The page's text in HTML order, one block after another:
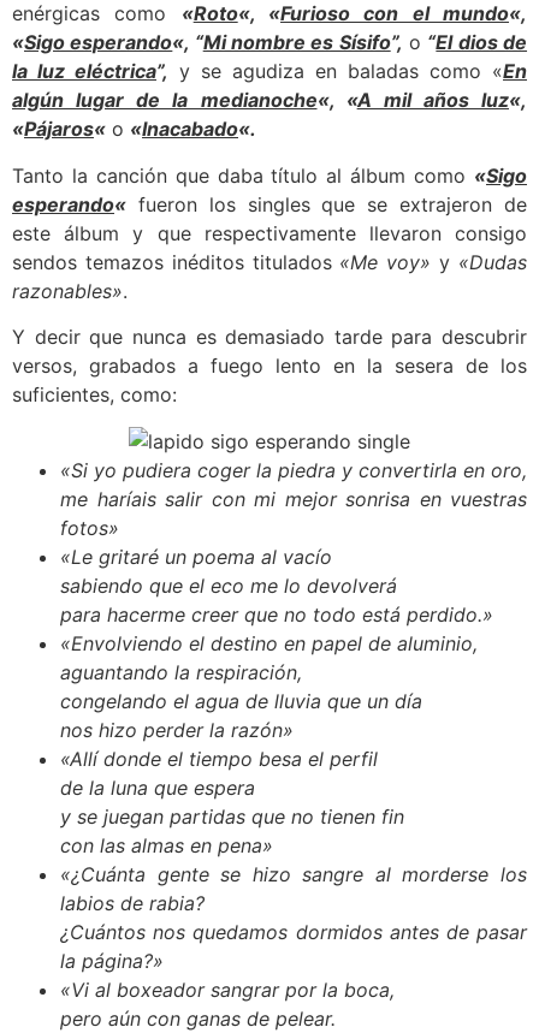
enérgicas como «Roto«, «Furioso con el mundo«,
«Sigo esperando«, “Mi nombre es Sísifo”, o “El dios de
la luz eléctrica”, y se agudiza en baladas como «En
algún lugar de la medianoche«, «A mil años luz«,
«Pájaros« o «Inacabado«.
Tanto la canción que daba título al álbum como «Sigo
esperando« fueron los singles que se extrajeron de
este álbum y que respectivamente llevaron consigo
sendos temazos inéditos titulados «Me voy» y «Dudas
razonables».
Y decir que nunca es demasiado tarde para descubrir
versos, grabados a fuego lento en la sesera de los
suficientes, como:
«Si yo pudiera coger la piedra y convertirla en oro,
me haríais salir con mi mejor sonrisa en vuestras
fotos»
«Le gritaré un poema al vacío
sabiendo que el eco me lo devolverá
para hacerme creer que no todo está perdido.»
«Envolviendo el destino en papel de aluminio,
aguantando la respiración,
congelando el agua de lluvia que un día
nos hizo perder la razón»
«Allí donde el tiempo besa el perfil
de la luna que espera
y se juegan partidas que no tienen fin
con las almas en pena»
«¿Cuánta gente se hizo sangre al morderse los
labios de rabia?
¿Cuántos nos quedamos dormidos antes de pasar
la página?»
«Vi al boxeador sangrar por la boca,
pero aún con ganas de pelear.